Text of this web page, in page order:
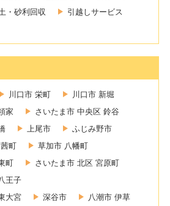
・砂利回収
引越しサービス
川口市 栄町
川口市 新堀
家
さいたま市 中央区 鈴谷
上尾市
ふじみ野市
町
草加市 八幡町
町
さいたま市 北区 宮原町
王子
大宮
深谷市
八潮市 伊草